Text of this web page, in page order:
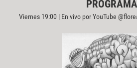
PROGRAMA
Viernes 19:00 | En vivo por YouTube